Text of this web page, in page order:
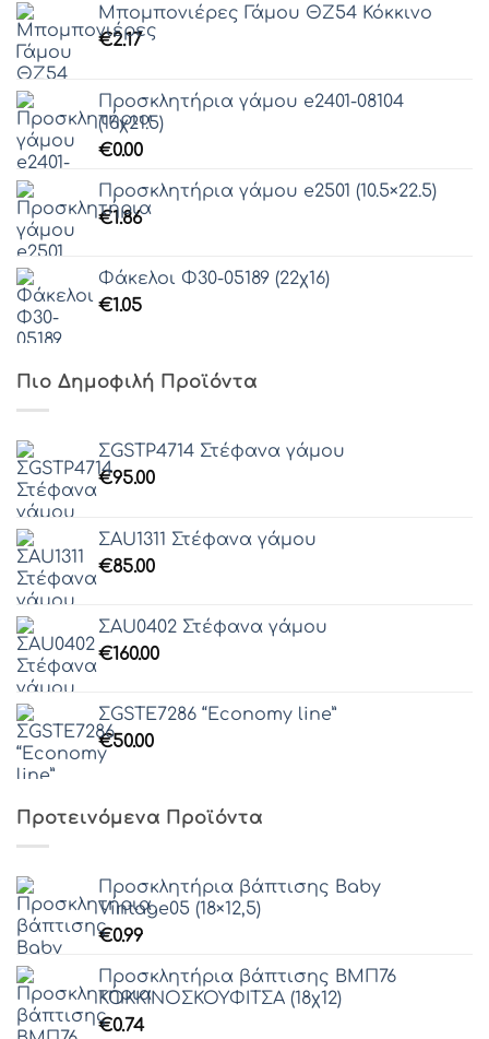
Μπομπονιέρες Γάμου ΘZ54 Κόκκινο
€2.17
Προσκλητήρια γάμου e2401-08104
(16χ21.5)
€0.00
Προσκλητήρια γάμου e2501 (10.5×22.5)
€1.86
Φάκελοι Φ30-05189 (22χ16)
€1.05
Πιο Δημοφιλή Προϊόντα
ΣGSTP4714 Στέφανα γάμου
€95.00
ΣAU1311 Στέφανα γάμου
€85.00
ΣAU0402 Στέφανα γάμου
€160.00
ΣGSTE7286 “Economy line”
€50.00
Προτεινόμενα Προϊόντα
Προσκλητήρια βάπτισης Baby
Vintage05 (18×12,5)
€0.99
Προσκλητήρια βάπτισης ΒΜΠ76
ΚΟΚΚΙΝΟΣΚΟΥΦΙΤΣΑ (18χ12)
€0.74